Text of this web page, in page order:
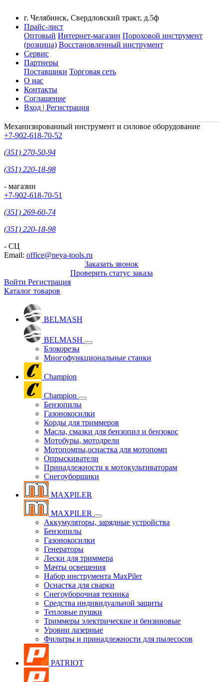
г. Челябинск, Свердловский тракт, д.5ф
Прайс-лист
Оптовый Интернет-магазин Пороховой инструмент
(розница) Восстановленный инструмент
Сервис
Партнеры
Поставщики Торговая сеть
О нас
Контакты
Соглашение
Вход | Регистрация
Механизированный инструмент и силовое оборудование
+7-902-618-70-52
(351) 270-50-94
(351) 220-18-98
- магазин
+7-902-618-70-51
(351) 269-60-74
(351) 220-18-98
- СЦ
Email: office@neya-tools.ru
Заказать звонок
Проверить статус заказа
Войти Регистрация
Каталог товаров
BELMASH
BELMASH
Блокорезы
Многофункциональные станки
Champion
Champion
Бензопилы
Газонокосилки
Корды для триммеров
Масла, смазки для бензопил и бензокос
Мотобуры, мотодрели
Мотопомпы,оснастка для мотопомп
Опрыскиватели
Принадлежности к мотокультиваторам
Снегоуборщики
MAXPILER
MAXPILER
Аккумуляторы, зарядные устройства
Бензопилы
Газонокосилки
Генераторы
Лески для триммера
Мачты освещения
Набор инструмента MaxPiler
Оснастка для сварки
Снегоуборочная техника
Средства индивидуальной защиты
Тепловые пушки
Триммеры электрические и бензиновые
Уровни лазерные
Фильтры и принадлежности для пылесосов
PATRIOT